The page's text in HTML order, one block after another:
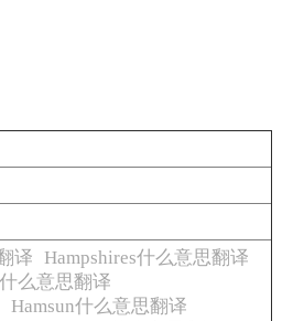
译
Hampshires什么意思翻译
么意思翻译
Hamsun什么意思翻译